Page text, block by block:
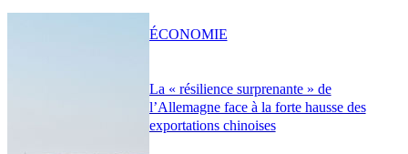
La « résilience surprenante » de
l’Allemagne face à la forte hausse des
exportations chinoises
ÉCONOMIE